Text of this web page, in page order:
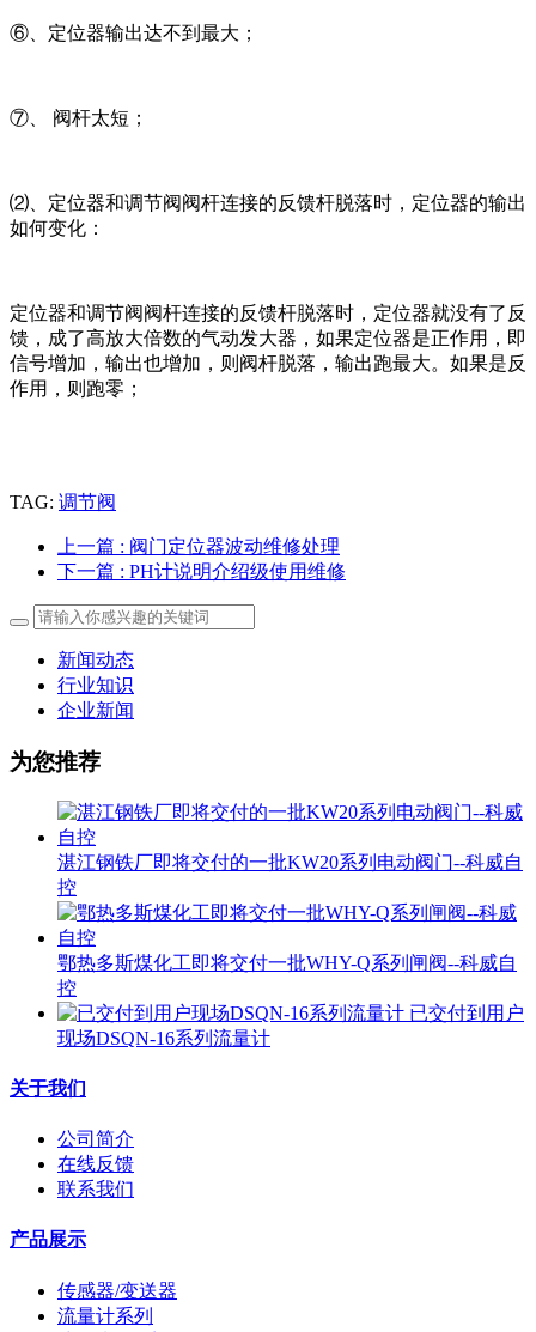
⑥、定位器输出达不到最大；
⑦、 阀杆太短；
⑵、定位器和调节阀阀杆连接的反馈杆脱落时，定位器的输出
如何变化：
定位器和调节阀阀杆连接的反馈杆脱落时，定位器就没有了反
馈，成了高放大倍数的气动发大器，如果定位器是正作用，即
信号增加，输出也增加，则阀杆脱落，输出跑最大。如果是反
作用，则跑零；
TAG: 调节阀
上一篇 : 阀门定位器波动维修处理
下一篇 : PH计说明介绍级使用维修
新闻动态
行业知识
企业新闻
为您推荐
湛江钢铁厂即将交付的一批KW20系列电动阀门--科威自
控
鄂热多斯煤化工即将交付一批WHY-Q系列闸阀--科威自
控
已交付到用户
现场DSQN-16系列流量计
关于我们
公司简介
在线反馈
联系我们
产品展示
传感器/变送器
流量计系列